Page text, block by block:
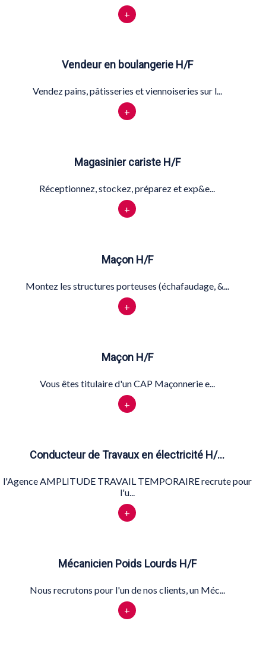
+
Vendeur en boulangerie H/F
Vendez pains, pâtisseries et viennoiseries sur l...
+
Magasinier cariste H/F
Réceptionnez, stockez, préparez et exp&e...
+
Maçon H/F
Montez les structures porteuses (échafaudage, &...
+
Maçon H/F
Vous êtes titulaire d'un CAP Maçonnerie e...
+
Conducteur de Travaux en électricité H/…
l'Agence AMPLITUDE TRAVAIL TEMPORAIRE recrute pour
l'u...
+
Mécanicien Poids Lourds H/F
Nous recrutons pour l'un de nos clients, un Méc...
+